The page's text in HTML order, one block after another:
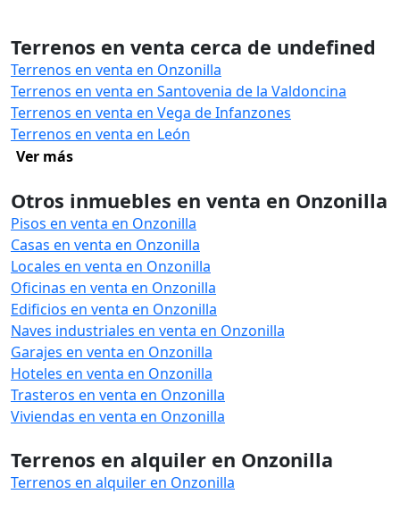
Terrenos en venta cerca de undefined
Terrenos en venta en Onzonilla
Terrenos en venta en Santovenia de la Valdoncina
Terrenos en venta en Vega de Infanzones
Terrenos en venta en León
Ver más
Otros inmuebles en venta en Onzonilla
Pisos en venta en Onzonilla
Casas en venta en Onzonilla
Locales en venta en Onzonilla
Oficinas en venta en Onzonilla
Edificios en venta en Onzonilla
Naves industriales en venta en Onzonilla
Garajes en venta en Onzonilla
Hoteles en venta en Onzonilla
Trasteros en venta en Onzonilla
Viviendas en venta en Onzonilla
Terrenos en alquiler en Onzonilla
Terrenos en alquiler en Onzonilla